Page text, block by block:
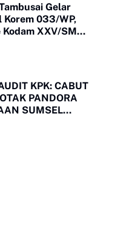
Gelar
Korem 033/WP,
XXV/SMR
KPK: CABUT
PANDORA
SUMSEL